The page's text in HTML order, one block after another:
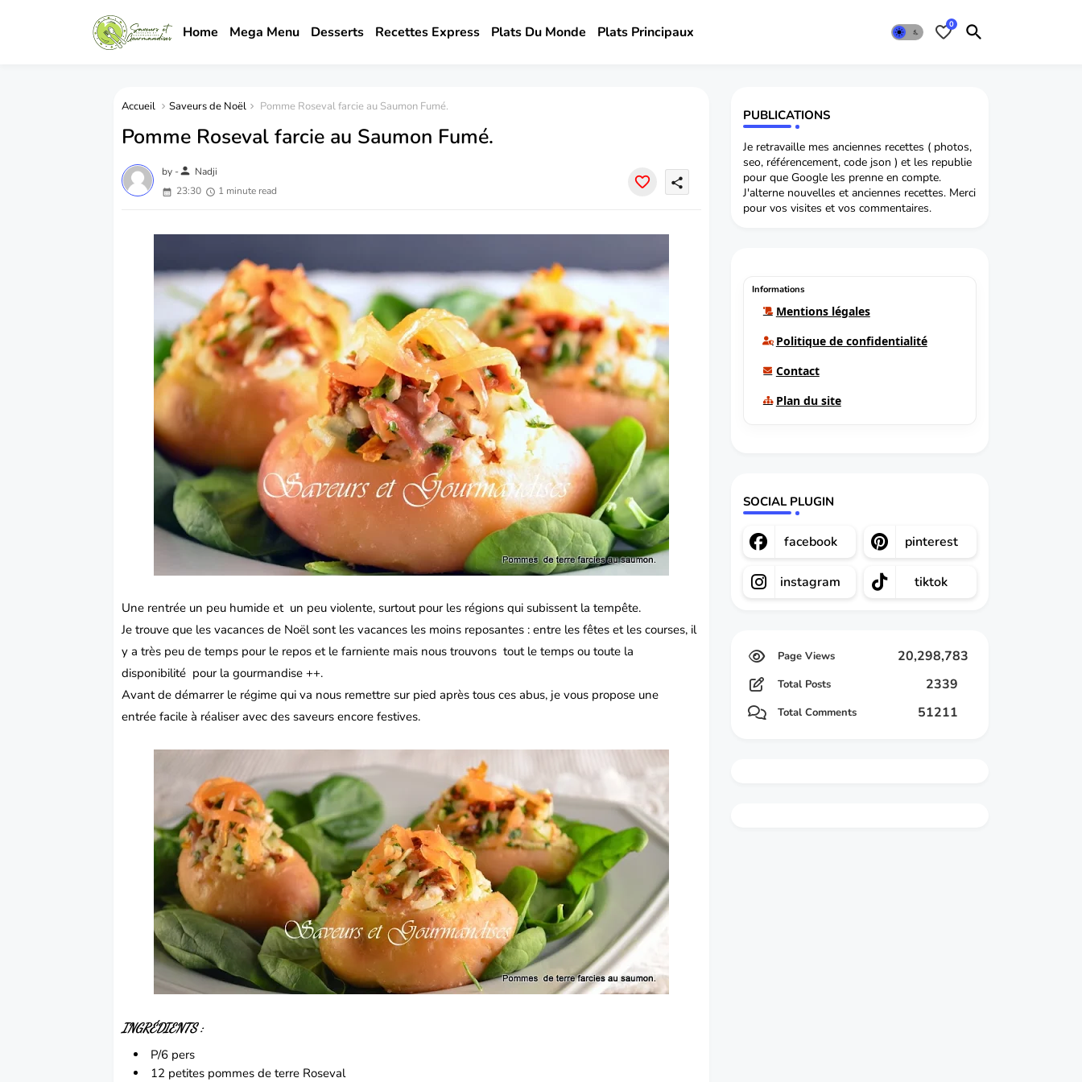
Home Mega Menu Desserts Recettes Express Plats Du Monde Plats Principaux 0
Accueil Saveurs de Noël Pomme Roseval farcie au Saumon Fumé.
Pomme Roseval farcie au Saumon Fumé.
by -person Nadji
23:30
1 minute read
share
Une rentrée un peu humide et un peu violente, surtout pour les régions qui subissent la tempête.
Je trouve que les vacances de Noël sont les vacances les moins reposantes : entre les fêtes et les courses, il
y a très peu de temps pour le repos et le farniente mais nous trouvons tout le temps ou toute la
disponibilité pour la gourmandise++.
Avant de démarrer le régime qui va nous remettre sur pied après tous ces abus, je vous propose une
entrée facile à réaliser avec des saveurs encore festives.
INGRÉDIENTS :
P/6 pers
12 petites pommes de terre Roseval
PUBLICATIONS
Je retravaille mes anciennes recettes ( photos,
seo, référencement, code json ) et les republie
pour que Google les prenne en compte.
J'alterne nouvelles et anciennes recettes. Merci
pour vos visites et vos commentaires.
Informations
Mentions légales
Politique de confidentialité
Contact
Plan du site
SOCIAL PLUGIN
facebook pinterest
instagram tiktok
20,298,783
Total Posts 2339
Total Comments 51211